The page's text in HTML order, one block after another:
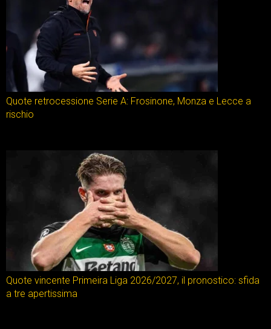
Quote retrocessione Serie A: Frosinone, Monza e Lecce a
rischio
Quote vincente Primeira Liga 2026/2027, il pronostico: sfida
a tre apertissima